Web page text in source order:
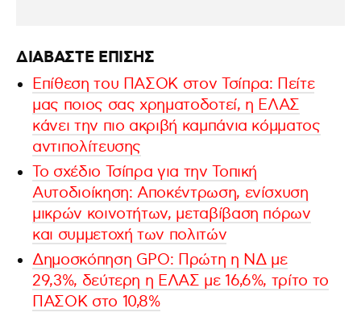
ΔΙΑΒΑΣΤΕ ΕΠΙΣΗΣ
Eπίθεση του ΠΑΣΟΚ στον Τσίπρα: Πείτε
μας ποιος σας χρηματοδοτεί, η ΕΛΑΣ
κάνει την πιο ακριβή καμπάνια κόμματος
αντιπολίτευσης
Το σχέδιο Τσίπρα για την Τοπική
Αυτοδιοίκηση: Αποκέντρωση, ενίσχυση
μικρών κοινοτήτων, μεταβίβαση πόρων
και συμμετοχή των πολιτών
Δημοσκόπηση GPO: Πρώτη η ΝΔ με
29,3%, δεύτερη η ΕΛΑΣ με 16,6%, τρίτο το
ΠΑΣΟΚ στο 10,8%